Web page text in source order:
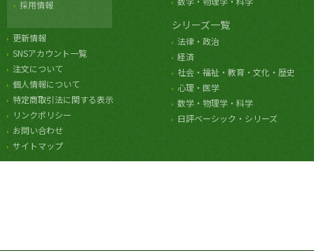
採用情報
更新情報
SNSアカウント一覧
注文について
個人情報について
特定商取引法に関する表示
リンクポリシー
お問い合わせ
サイトマップ
シリーズ一覧
法律・政治
経済
社会・福祉・教育・文化・歴史
心理・医学
数学・物理学・科学
日評ベーシック・シリーズ